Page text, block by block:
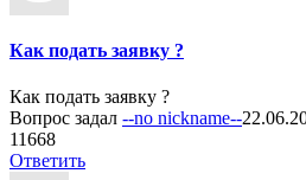
Как подать заявку ?
Как подать заявку ?
Вопрос задал --no nickname--
11668
Ответить